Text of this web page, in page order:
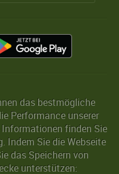
das bestmögliche
Performance unserer
Informationen finden Sie
. Indem Sie die Webseite
das Speichern von
unterstützen: